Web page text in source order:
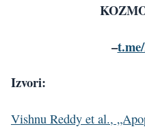
–
Izvori:
Vishnu Reddy et al.,